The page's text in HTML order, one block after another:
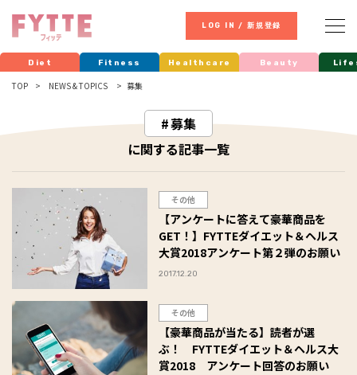
LOG IN / 新規登録
Diet Fitness Healthcare Beauty
TOP NEWS & TOPICS 募集
募集
に関する記事一覧
その他
【アンケートに答えて豪華商品を
GET！】FYTTEダイエット＆ヘルス
大賞2018アンケート第２弾のお願い
2017.12.20
その他
【豪華商品が当たる】読者が選
ぶ！ FYTTEダイエット＆ヘルス大
賞2018 アンケート回答のお願い